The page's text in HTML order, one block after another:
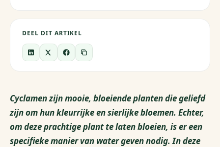
DEEL DIT ARTIKEL
Cyclamen zijn mooie, bloeiende planten die geliefd
zijn om hun kleurrijke en sierlijke bloemen. Echter,
om deze prachtige plant te laten bloeien, is er een
specifieke manier van water geven nodig. In deze